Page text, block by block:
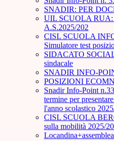
SNADIR: PER
UIL SCUOLA
A.S.2025/202
CISL SCUOLA
Simulatore test
SIDACATO
sindacale
SNADIR INFO-
POSIZIONI
Snadir Info-Point
termine per
l'anno scolastico
CISL SCUOLA
sulla mobilità 2025/